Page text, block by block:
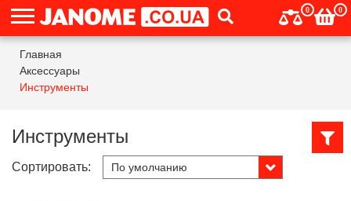
0 0
Главная
Аксессуары
Инструменты
Инструменты
Сортировать: